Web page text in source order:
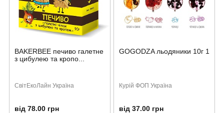
BAKERBEE печиво галетне
з цибулею та кропо...
СвітЕкоЛайн Україна
від 78.00 грн
GOGODZA льодяники 10г 1
Курій ФОП Україна
від 37.00 грн